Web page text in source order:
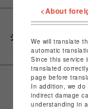
シェアする
<About
We will translate
automatic
Since this service
translated
page before
In addition, we
indirect damage
understanding in